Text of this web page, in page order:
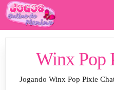
Winx Pop
Jogando Winx Pop Pixie